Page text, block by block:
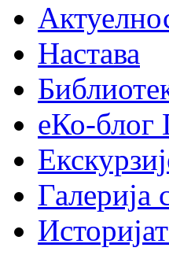
Настава
еКо-блог
Галерија